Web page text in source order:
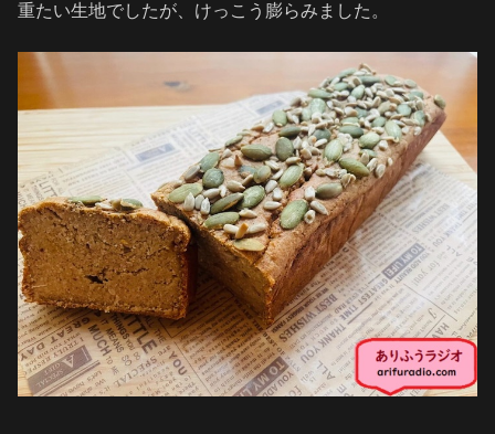
重たい生地でしたが、けっこう膨らみました。